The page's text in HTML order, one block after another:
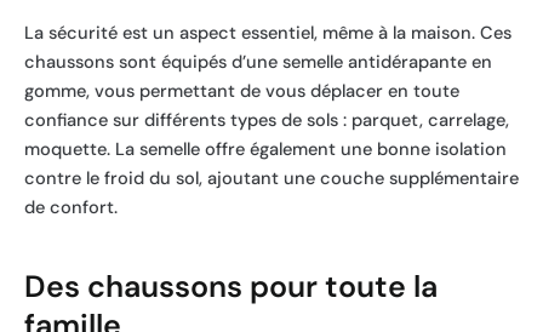
La sécurité est un aspect essentiel, même à la maison. Ces
chaussons sont équipés d’une semelle antidérapante en
gomme, vous permettant de vous déplacer en toute
confiance sur différents types de sols : parquet, carrelage,
moquette. La semelle offre également une bonne isolation
contre le froid du sol, ajoutant une couche supplémentaire
de confort.
Des chaussons pour toute la